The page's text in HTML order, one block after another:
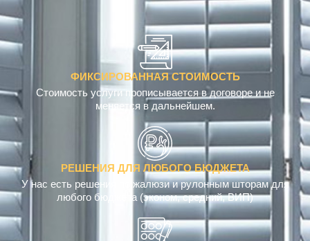
ФИКСИРОВАННАЯ СТОИМОСТЬ
Стоимость услуги прописывается в договоре и не
меняется в дальнейшем.
РЕШЕНИЯ ДЛЯ ЛЮБОГО БЮДЖЕТА
У нас есть решения по жалюзи и рулонным шторам для
любого бюджета (эконом, средний, ВИП)